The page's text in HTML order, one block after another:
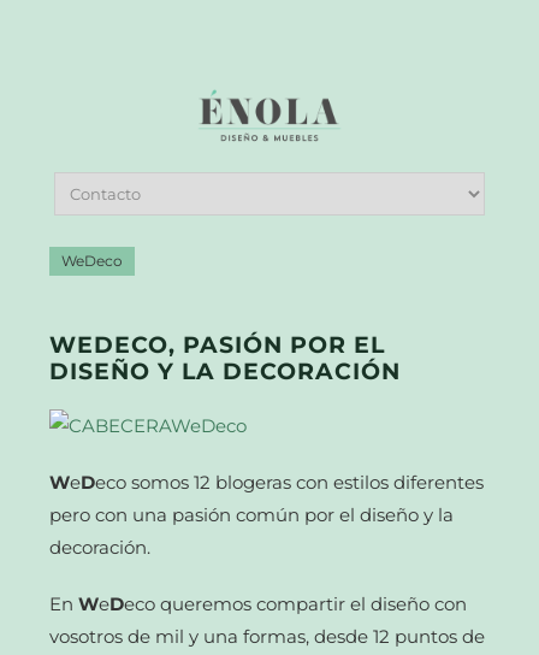
WeDeco
WEDECO, PASIÓN POR EL
DISEÑO Y LA DECORACIÓN
WeDeco somos 12 blogeras con estilos diferentes
pero con una pasión común por el diseño y la
decoración.
EnWeDeco queremos compartir el diseño con
vosotros de mil y una formas, desde 12 puntos de